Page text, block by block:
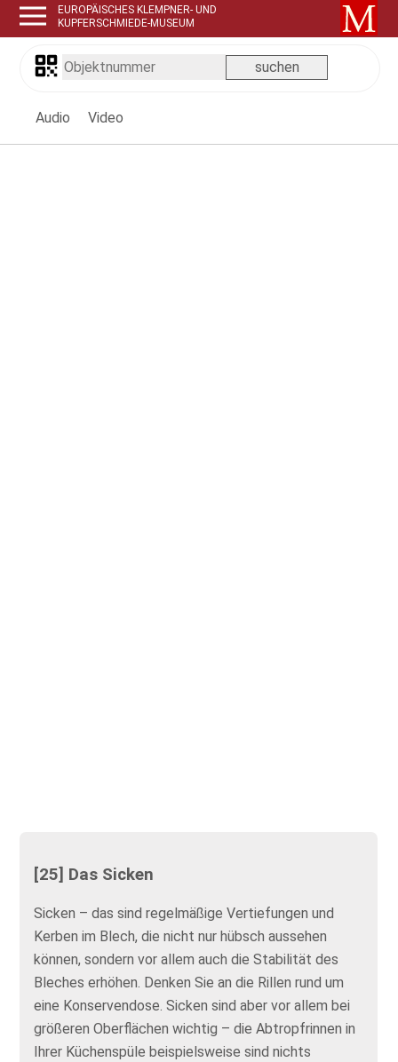
EUROPÄISCHES KLEMPNER- UND
KUPFERSCHMIEDE-MUSEUM
Audio Video
[25] Das Sicken
Sicken – das sind regelmäßige Vertiefungen und
Kerben im Blech, die nicht nur hübsch aussehen
können, sondern vor allem auch die Stabilität des
Bleches erhöhen. Denken Sie an die Rillen rund um
eine Konservendose. Sicken sind aber vor allem bei
größeren Oberflächen wichtig – die Abtropfrinnen in
Ihrer Küchenspüle beispielsweise sind nichts